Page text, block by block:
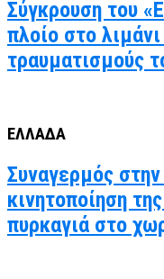
Σύγκρουση του
πλοίο στο
τραυματισμούς
ΕΛΛΑΔΑ
Συναγερμός
κινητοποίηση
πυρκαγιά στο